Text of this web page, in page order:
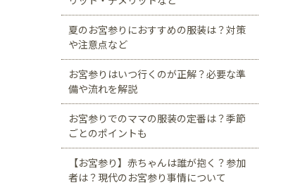
夏のお宮参りにおすすめの服装は？対策
や注意点など
お宮参りはいつ行くのが正解？必要な準
備や流れを解説
お宮参りでのママの服装の定番は？季節
ごとのポイントも
【お宮参り】赤ちゃんは誰が抱く？参加
者は？現代のお宮参り事情について